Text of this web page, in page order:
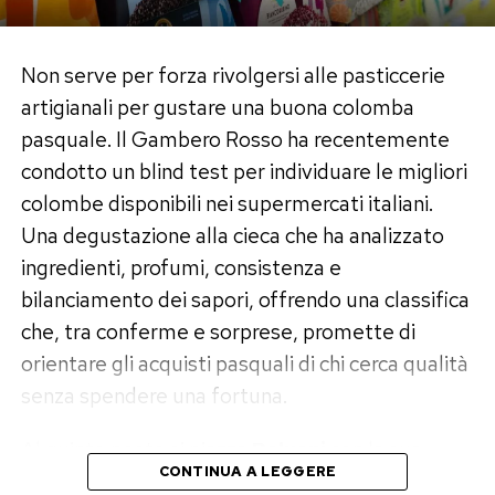
controllare la spesa, senso di colpa dopo aver
comprato e accumulo di oggetti inutilizzati. A
questi si aggiungono comportamenti come
controllare continuamente le app o aspettare
con impazienza le consegne, segni di un
coinvolgimento che va oltre la normalità.
Il ruolo delle emozioni
Alla base della dipendenza da acquisti online
spesso ci sono fattori emotivi. Stress, noia,
solitudine o frustrazione possono spingere a
cercare nello shopping una forma di
compensazione. L’acquisto diventa così una
il problema alla radice. Al contrario, può
Non serve per forza rivolgersi alle pasticcerie
artigianali per gustare una buona colomba
pasquale. Il Gambero Rosso ha recentemente
condotto un blind test per individuare le migliori
colombe disponibili nei supermercati italiani.
Una degustazione alla cieca che ha analizzato
ingredienti, profumi, consistenza e
bilanciamento dei sapori, offrendo una classifica
che, tra conferme e sorprese, promette di
orientare gli acquisti pasquali di chi cerca qualità
senza spendere una fortuna.
Al quinto posto si piazzaPaluanicon la sua
Colomba Tradizionale. Marchio storico della
CONTINUA A LEGGERE